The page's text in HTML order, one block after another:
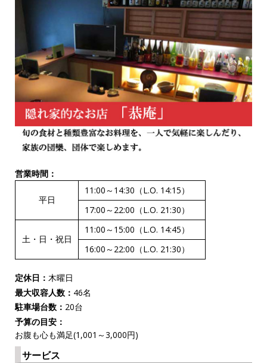
営業時間：
平日
11:00～14:30（L.O. 14:15）
17:00～22:00（L.O. 21:30）
土・日・祝日
11:00～15:00（L.O. 14:45）
16:00～22:00（L.O. 21:30）
定休日： 木曜日
最大収容人数： 46名
駐車場台数： 20台
予算の目安：
お腹も心も満足(1,001～3,000円)
サービス